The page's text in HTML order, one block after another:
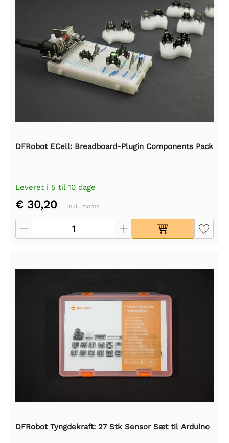
DFRobot ECell: Breadboard-Plugin Components Pack
Leveret i 5 til 10 dage
€ 30,20 Inkl. moms
DFRobot Tyngdekraft: 27 Stk Sensor Sæt til Arduino